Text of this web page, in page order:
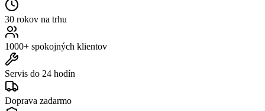
30 rokov na trhu
1000+ spokojných klientov
Servis do 24 hodín
Doprava zadarmo